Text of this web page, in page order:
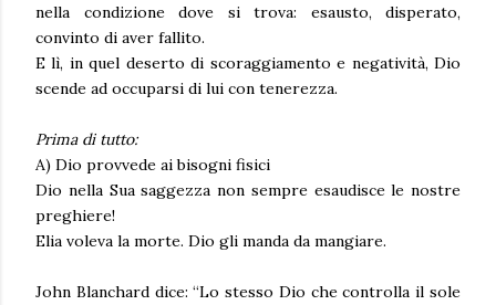
nella condizione dove si trova: esausto, disperato,
convinto di aver fallito.
E lì, in quel deserto di scoraggiamento e negatività, Dio
scende ad occuparsi di lui con tenerezza.
Prima di tutto:
A) Dio provvede ai bisogni fisici
Dio nella Sua saggezza non sempre esaudisce le nostre
preghiere!
Elia voleva la morte. Dio gli manda da mangiare.
John Blanchard dice:“Lo stesso Dio che controlla il sole